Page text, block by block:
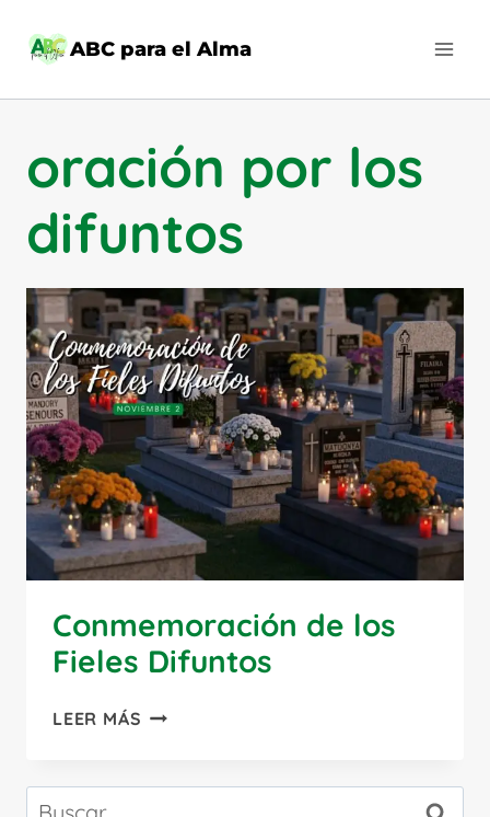
ABC para el Alma
oración por los
difuntos
Conmemoración de los
Fieles Difuntos
LEER MÁS CONMEMORACIÓN
FIELES
Buscar: